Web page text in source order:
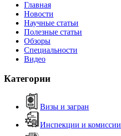
Главная
Новости
Научные статьи
Полезные статьи
Обзоры
Специальности
Видео
Категории
Визы и загран
Инспекции и комиссии